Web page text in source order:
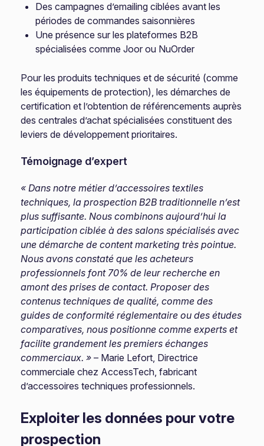
Des campagnes d’emailing ciblées avant les
périodes de commandes saisonnières
Une présence sur les plateformes B2B
spécialisées comme Joor ou NuOrder
Pour les produits techniques et de sécurité (comme
les équipements de protection), les démarches de
certification et l’obtention de référencements auprès
des centrales d’achat spécialisées constituent des
leviers de développement prioritaires.
Témoignage d’expert
« Dans notre métier d’accessoires textiles
techniques, la prospection B2B traditionnelle n’est
plus suffisante. Nous combinons aujourd’hui la
participation ciblée à des salons spécialisés avec
une démarche de content marketing très pointue.
Nous avons constaté que les acheteurs
professionnels font 70% de leur recherche en
amont des prises de contact. Proposer des
contenus techniques de qualité, comme des
guides de conformité réglementaire ou des études
comparatives, nous positionne comme experts et
facilite grandement les premiers échanges
commerciaux. » – Marie Lefort, Directrice
commerciale chez AccessTech, fabricant
d’accessoires techniques professionnels.
Exploiter les données pour votre
prospection